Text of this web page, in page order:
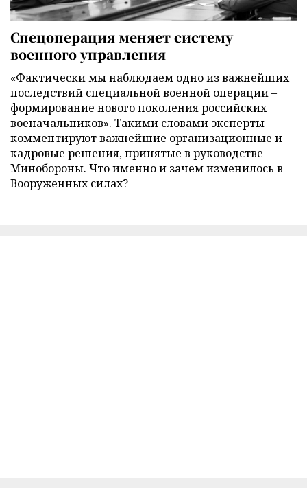
Спецоперация меняет систему
военного управления
«Фактически мы наблюдаем одно из важнейших
последствий специальной военной операции –
формирование нового поколения российских
военачальников». Такими словами эксперты
комментируют важнейшие организационные и
кадровые решения, принятые в руководстве
Минобороны. Что именно и зачем изменилось в
Вооруженных силах?